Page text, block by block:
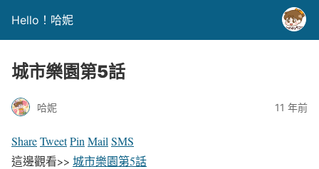
Hello！哈妮
城市樂園第5話
哈妮 11 年前
ShareTweetPin Mail SMS
這邊觀看>> 城市樂園第5話